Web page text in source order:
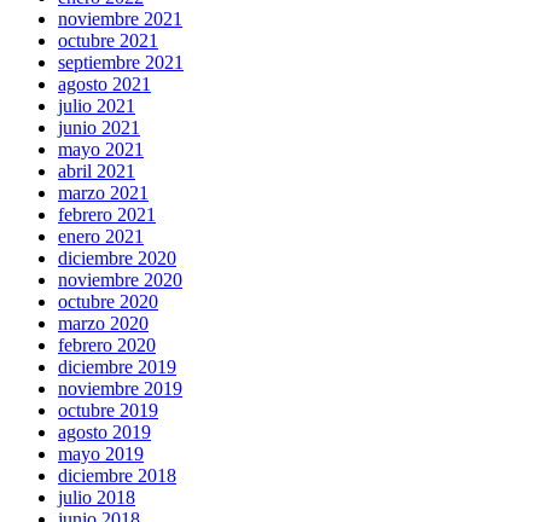
noviembre 2021
octubre 2021
septiembre 2021
agosto 2021
julio 2021
junio 2021
mayo 2021
abril 2021
marzo 2021
febrero 2021
enero 2021
diciembre 2020
noviembre 2020
octubre 2020
marzo 2020
febrero 2020
diciembre 2019
noviembre 2019
octubre 2019
agosto 2019
mayo 2019
diciembre 2018
julio 2018